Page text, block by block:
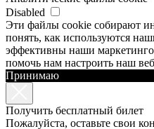
Disabled
Эти файлы cookie собирают
понять, как используются
эффективны наши
помочь нам настроить наш
Принимаю
Получить бесплатный билет
Пожалуйста, оставьте свои